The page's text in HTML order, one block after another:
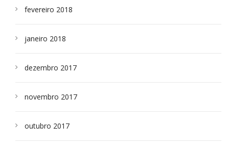
fevereiro 2018
janeiro 2018
dezembro 2017
novembro 2017
outubro 2017